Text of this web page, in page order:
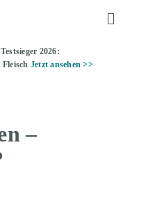
Toggle
KATZENFUTTER
2026:
Jetzt ansehen >>
–